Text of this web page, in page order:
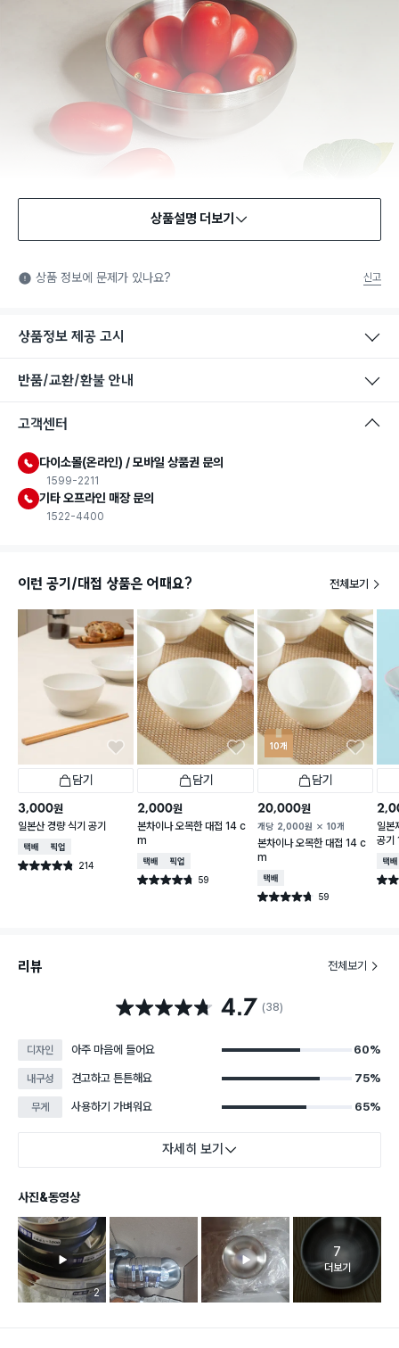
식품용 기구: 식품위생법에서 정한 규격에 따라 제조되어 식품 또
는 식품첨가물에 사용할 수 있는 식품용기구라는 표시입니다.
상품설명 더보기
상품 정보에 문제가 있나요? 신고
상품정보 제공 고시
반품/교환/환불 안내
고객센터
다이소몰(온라인) / 모바일 상품권 문의
1599-2211
기타 오프라인 매장 문의
1522-4400
이런 공기/대접 상품은 어때요? 전체보기
담기
3,000원
일본산 경량 식기 공기
택배배송매장픽업
별점 4.8점 214
건 작성
담기
2,000원
본차이나 오목한 대접 14 c
m
택배배송매장픽업
별점 4.7점 59
건 작성
10개
담기
20,000원
개당 2,000원 10개
본차이나 오목한 대접 14 c
m
택배배송
별점 4.7점 59
건 작성
일본
공기
택배
별점
리뷰 전체보기
별점 4.7점 4.7 (38)
디자인 아주 마음에 들어요 60%
내구성 견고하고 튼튼해요 75%
무게 사용하기 가벼워요 65%
자세히 보기
사진&동영상
리뷰 이미지 등록 개수
2
고객 리뷰
7
더보기